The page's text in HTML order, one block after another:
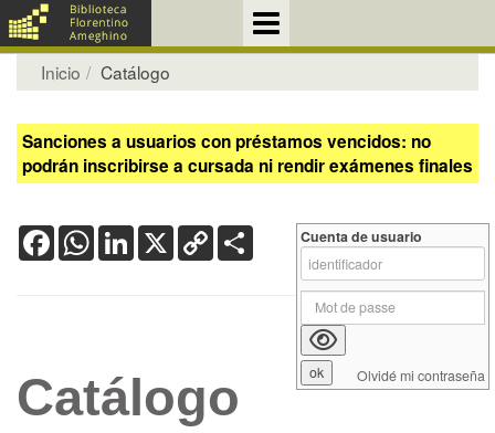
Inicio Catálogo
Sanciones a usuarios con préstamos vencidos: no
podrán inscribirse a cursada ni rendir exámenes finales
FacebookWhatsApp
LinkedIn
X Copy
Link
Catálogo
Cuenta de usuario
Olvidé mi contraseña